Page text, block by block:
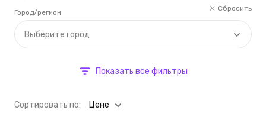
Сбросить
Выберите город
Город/регион
Показать все фильтры
Cортировать по: Цене